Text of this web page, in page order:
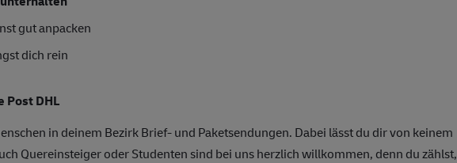
gut anpacken
dich rein
Post DHL
in deinem Bezirk Brief- und Paketsendungen. Dabei lässt du dir von keinem
Quereinsteiger oder Studenten sind bei uns herzlich willkommen, denn du zählst,